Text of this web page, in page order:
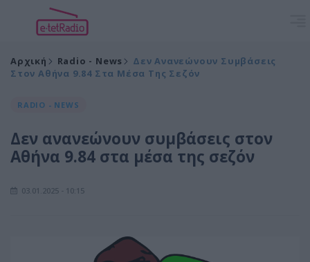
Αρχική Radio - News
Δεν Ανανεώνουν Συμβάσεις
Στον Αθήνα 9.84 Στα Μέσα Της Σεζόν
RADIO - NEWS
Δεν ανανεώνουν συμβάσεις στον
Αθήνα 9.84 στα μέσα της σεζόν
03.01.2025 - 10:15